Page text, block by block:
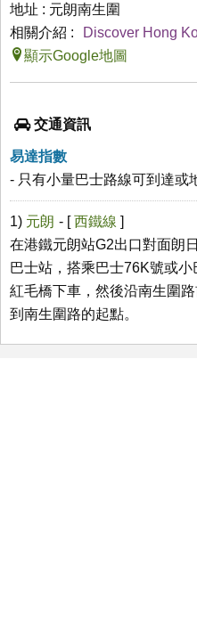
地址 : 元朗南生圍
相關介紹 :
Discover Hong
顯示Google地圖
交通資訊
易達指數
- 只有小量巴士路線可到達或
1) 元朗 - [西鐵線 ]
在港鐵元朗站G2出口對面朗
巴士站，搭乘巴士76K號或
紅毛橋下車，然後沿南生圍
到南生圍路的起點。